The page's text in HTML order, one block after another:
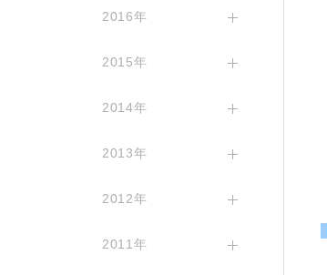
2016年
2015年
2014年
2013年
2012年
2011年